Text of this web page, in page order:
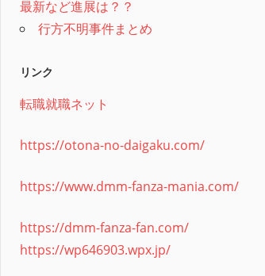
最新など進展は？？
行方不明事件まとめ
リンク
転職就職ネット
https://otona-no-daigaku.com/
https://www.dmm-fanza-mania.com/
https://dmm-fanza-fan.com/
https://wp646903.wpx.jp/